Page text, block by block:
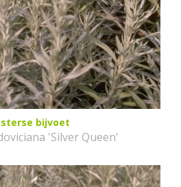
bijvoet
'Silver Queen'